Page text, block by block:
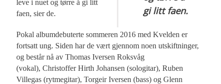
gi litt faen.
leve i nuet og tørre å gi litt
faen, sier de.
Pokal albumdebuterte sommeren 2016 med Kvelden er
fortsatt ung. Siden har de vært gjennom noen utskiftninger,
og består nå av Thomas Iversen Roksvåg
(vokal), Christoffer Hirth Johansen (sologitar), Ruben
Villegas (rytmegitar), Torgeir Iversen (bass) og Glenn